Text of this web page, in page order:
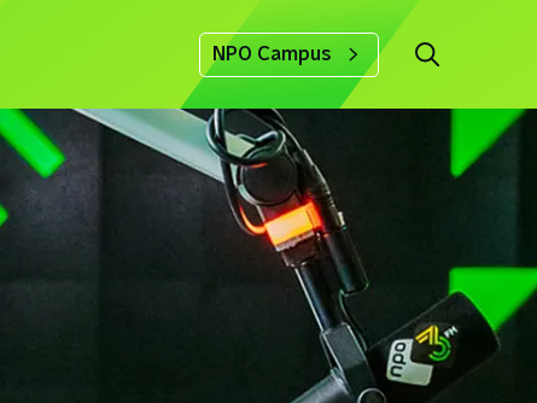
NPO Campus